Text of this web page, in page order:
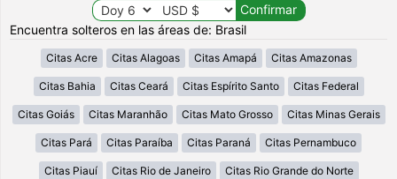
Encuentra solteros en las áreas de: Brasil
Citas Acre Citas Alagoas Citas Amapá Citas Amazonas
Citas Bahia Citas Ceará Citas Espírito Santo Citas Federal
Citas Goiás Citas Maranhão Citas Mato Grosso Citas Minas Gerais
Citas Pará Citas Paraíba Citas Paraná Citas Pernambuco
Citas Piauí Citas Rio de Janeiro Citas Rio Grande do Norte